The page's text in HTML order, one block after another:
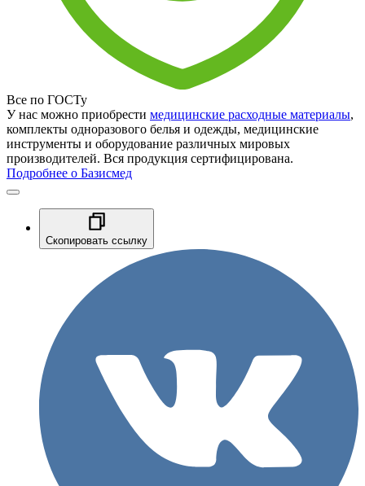
Все по ГОСТу
У нас можно приобрести медицинские расходные материалы,
комплекты одноразового белья и одежды, медицинские
инструменты и оборудование различных мировых
производителей. Вся продукция сертифицирована.
Подробнее о Базисмед
Скопировать ссылку